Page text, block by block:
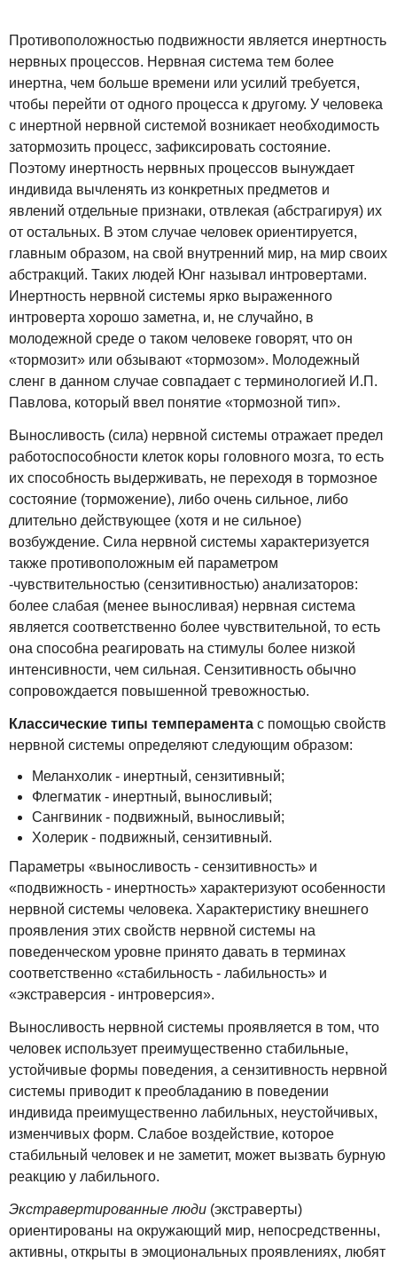
Противоположностью подвижности является инертность
нервных процессов. Нервная система тем более
инертна, чем больше времени или усилий требуется,
чтобы перейти от одного процесса к другому. У человека
с инертной нервной системой возникает необходимость
затормозить процесс, зафиксировать состояние.
Поэтому инертность нервных процессов вынуждает
индивида вычленять из конкретных предметов и
явлений отдельные признаки, отвлекая (абстрагируя) их
от остальных. В этом случае человек ориентируется,
главным образом, на свой внутренний мир, на мир своих
абстракций. Таких людей Юнг называл интровертами.
Инертность нервной системы ярко выраженного
интроверта хорошо заметна, и, не случайно, в
молодежной среде о таком человеке говорят, что он
«тормозит» или обзывают «тормозом». Молодежный
сленг в данном случае совпадает с терминологией И.П.
Павлова, который ввел понятие «тормозной тип».
Выносливость (сила) нервной системы отражает предел
работоспособности клеток коры головного мозга, то есть
их способность выдерживать, не переходя в тормозное
состояние (торможение), либо очень сильное, либо
длительно действующее (хотя и не сильное)
возбуждение. Сила нервной системы характеризуется
также противоположным ей параметром
-чувствительностью (сензитивностью) анализаторов:
более слабая (менее выносливая) нервная система
является соответственно более чувствительной, то есть
она способна реагировать на стимулы более низкой
интенсивности, чем сильная. Сензитивность обычно
сопровождается повышенной тревожностью.
Классические типы темперамента с помощью свойств
нервной системы определяют следующим образом:
Меланхолик - инертный, сензитивный;
Флегматик - инертный, выносливый;
Сангвиник - подвижный, выносливый;
Холерик - подвижный, сензитивный.
Параметры «выносливость - сензитивность» и
«подвижность - инертность» характеризуют особенности
нервной системы человека. Характеристику внешнего
проявления этих свойств нервной системы на
поведенческом уровне принято давать в терминах
соответственно «стабильность - лабильность» и
«экстраверсия - интроверсия».
Выносливость нервной системы проявляется в том, что
человек использует преимущественно стабильные,
устойчивые формы поведения, а сензитивность нервной
системы приводит к преобладанию в поведении
индивида преимущественно лабильных, неустойчивых,
изменчивых форм. Слабое воздействие, которое
стабильный человек и не заметит, может вызвать бурную
реакцию у лабильного.
Экстравертированные люди (экстраверты)
ориентированы на окружающий мир, непосредственны,
активны, открыты в эмоциональных проявлениях, любят